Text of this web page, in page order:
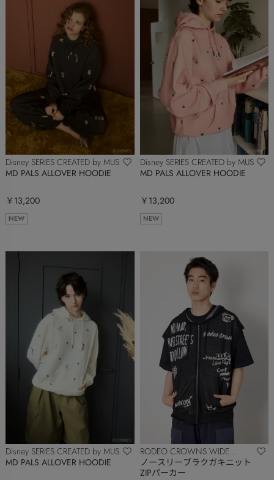
Disney SERIES CREATED by MUS
MD PALS ALLOVER HOODIE
￥13,200
NEW
Disney SERIES CREATED by MUS
MD PALS ALLOVER HOODIE
￥13,200
NEW
Disney SERIES CREATED by MUS
MD PALS ALLOVER HOODIE
RODEO CROWNS WIDE
BOWL
ノースリーブラクガキニット
ZIPパーカー